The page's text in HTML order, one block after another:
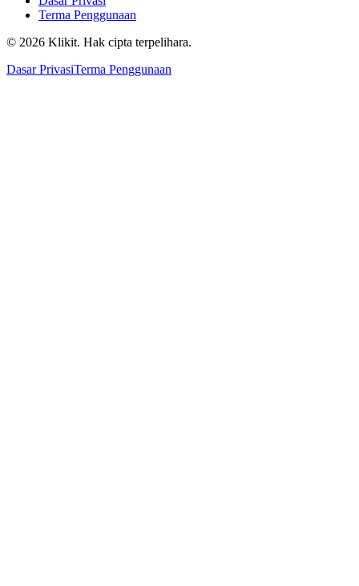
Terma Penggunaan
© 2026 Klikit. Hak cipta terpelihara.
Dasar PrivasiTerma Penggunaan